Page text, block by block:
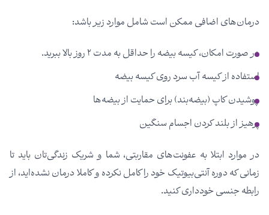
درمان‌های اضافی ممکن است شامل موارد زیر باشد:
در صورت امکان، کیسه بیضه را حداقل به مدت ۲ روز بالا ببرید.
استفاده از کیسه آب سرد روی کیسه بیضه
پوشیدن کاپ (بیضه‌بند) برای حمایت از بیضه‌ها
پرهیز از بلند کردن اجسام سنگین
در موارد ابتلا به عفونت‌های مقاربتی، شما و شریک زندگی‌تان باید تا
زمانی که دوره آنتی‌بیوتیک خود را کامل نکرده و کاملا درمان نشده‌اید، از
رابطه جنسی خودداری کنید.